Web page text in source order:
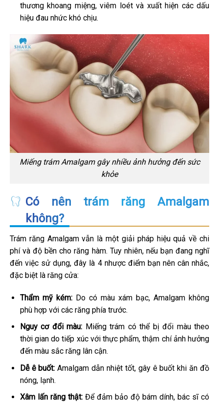
thương khoang miệng, viêm loét và xuất hiện các dấu
hiệu đau nhức khó chịu.
Miếng trám Amalgam gây nhiều ảnh hưởng đến sức
khỏe
Có nên trám răng Amalgam
không?
Trám răng Amalgam vẫn là một giải pháp hiệu quả về chi
phí và độ bền cho răng hàm. Tuy nhiên, nếu bạn đang nghĩ
đến việc sử dụng, đây là 4 nhược điểm bạn nên cân nhắc,
đặc biệt là răng cửa:
Thẩm mỹ kém:Do có màu xám bạc, Amalgam không
phù hợp với các răng phía trước.
Nguy cơ đổi màu: Miếng trám có thể bị đổi màu theo
thời gian do tiếp xúc với thực phẩm, thậm chí ảnh hưởng
đến màu sắc răng lân cận.
Dễ ê buốt: Amalgam dẫn nhiệt tốt, gây ê buốt khi ăn đồ
nóng, lạnh.
Xâm lấn răng thật:Để đảm bảo độ bám dính, bác sĩ có